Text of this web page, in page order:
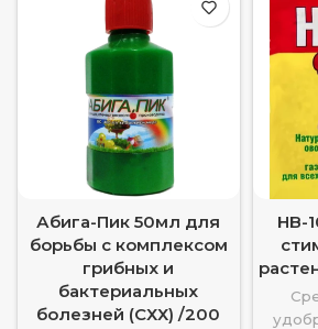
Абига-Пик 50мл для
борьбы с комплексом
грибных и
бактериальных
болезней (СХХ) /200
HB-